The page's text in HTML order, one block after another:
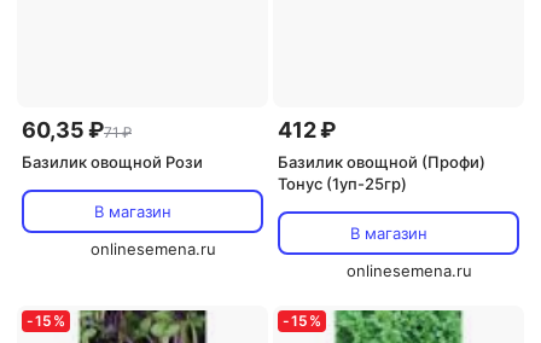
60,35 ₽71 ₽
Базилик овощной Рози
В магазин
onlinesemena.ru
412 ₽
Базилик овощной (Профи)
Тонус (1уп-25гр)
В магазин
onlinesemena.ru
-15 % -15 %